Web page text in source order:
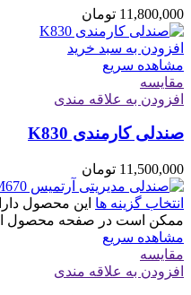
11,800,000 تومان
افزودن به سبد خرید
مشاهده سریع
مقایسه
افزودن به علاقه مندی
صندلی کارمندی K830
11,500,000 تومان
انتخاب گزینه ها این محصول
ممکن است در صفحه محصول
مشاهده سریع
مقایسه
افزودن به علاقه مندی